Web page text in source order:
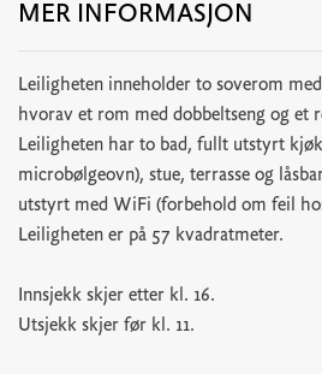
MER INFORMASJON
Leiligheten inneholder to soverom
hvorav et rom med dobbeltseng og et
Leiligheten har to bad, fullt utstyrt
microbølgeovn), stue, terrasse og
utstyrt med WiFi (forbehold om feil
Leiligheten er på 57 kvadratmeter.
Innsjekk skjer etter kl. 16.
Utsjekk skjer før kl. 11.